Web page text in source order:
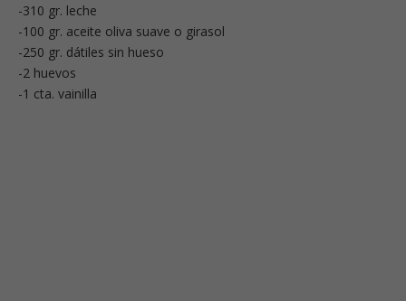
-310 gr. leche
-100 gr. aceite oliva suave o girasol
-250 gr. dátiles sin hueso
-2 huevos
-1 cta. vainilla